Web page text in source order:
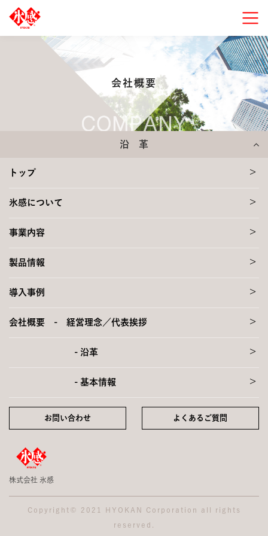
会社概要
沿 革
トップ >
氷感について >
事業内容 >
製品情報 >
導入事例 >
会社概要 - 経営理念／代表挨拶 >
- 沿革 >
- 基本情報 >
お問い合わせ よくあるご質問
株式会社 氷感
Copyright© 2021 HYOKAN Corporation all rights
reserved.